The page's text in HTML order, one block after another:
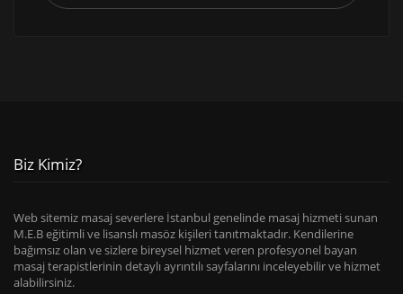
Biz Kimiz?
Web sitemiz masaj severlere İstanbul genelinde masaj hizmeti sunan
M.E.B eğitimli ve lisanslı masöz kişileri tanıtmaktadır. Kendilerine
bağımsız olan ve sizlere bireysel hizmet veren profesyonel bayan
masaj terapistlerinin detaylı ayrıntılı sayfalarını inceleyebilir ve hizmet
alabilirsiniz.